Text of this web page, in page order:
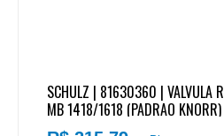
SCHULZ | 81630360 | VALVULA
MB 1418/1618 (PADRAO KNORR)